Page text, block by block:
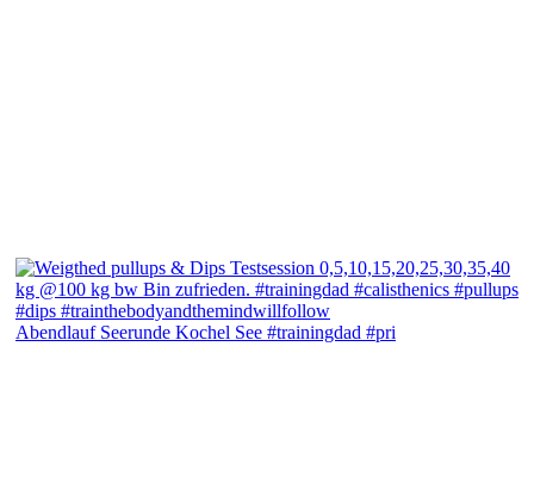
Abendlauf Seerunde Kochel See #trainingdad #pri